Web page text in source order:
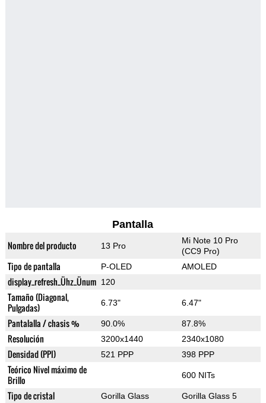
Pantalla
Nombre del producto 13 Pro
Mi Note 10 Pro
(CC9 Pro)
Tipo de pantalla P-OLED AMOLED
display_refresh_Ühz_Ünum 120
Tamaño (Diagonal,
Pulgadas)
6.73" 6.47"
Pantalalla / chasis % 90.0% 87.8%
Resolución 3200x1440 2340x1080
Densidad (PPI) 521 PPP 398 PPP
Teórico Nivel máximo de
Brillo
600 NITs
Tipo de cristal Gorilla Glass Gorilla Glass 5